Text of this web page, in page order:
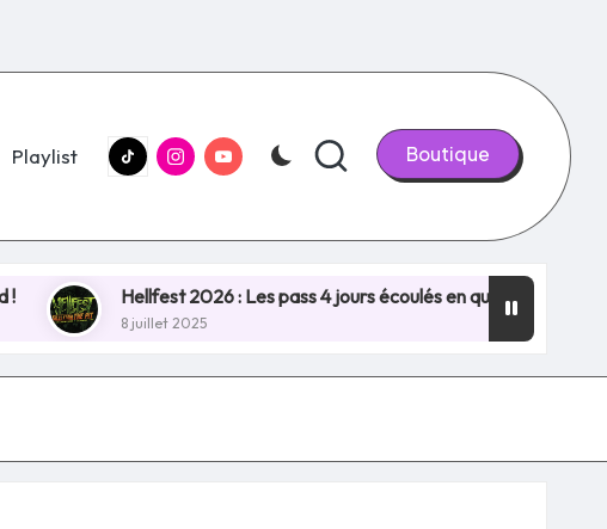
Playlist tiktok.comInstagram.com
youtube.com Boutique
2026 : Les pass 4 jours écoulés en quelques minutes, NOUVEAU
juillet 2025